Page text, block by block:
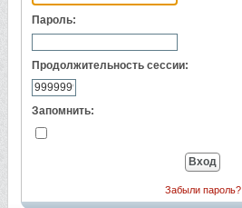
Пароль:
Продолжительность сессии:
Запомнить:
Забыли пароль?